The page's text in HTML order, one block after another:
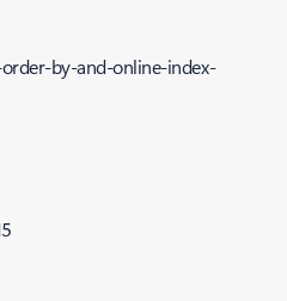
by-and-online-index-